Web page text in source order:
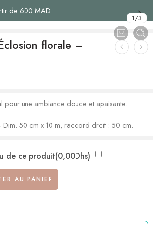
de 600 MAD
1/3
florale –
pour une ambiance douce et apaisante.
Dim. 50 cm x 10 m, raccord droit : 50 cm.
de ce produit(0,00Dhs)
AU PANIER